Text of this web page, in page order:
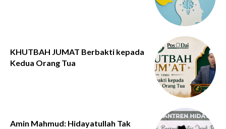
KHUTBAH JUMAT Berbakti kepada
Kedua Orang Tua
Amin Mahmud: Hidayatullah Tak